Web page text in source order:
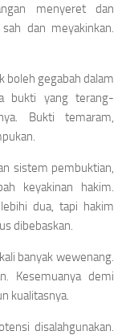
menyeret dan
dan meyakinkan.
boleh gegabah dalam
bukti yang terang-
Bukti temaram,
sistem pembuktian,
keyakinan hakim.
dua, tapi hakim
dibebaskan.
banyak wewenang.
Kesemuanya demi
kualitasnya.
disalahgunakan.